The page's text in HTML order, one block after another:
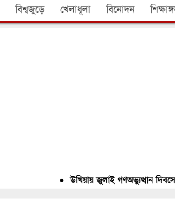
বিশ্বজুড়ে খেলাধূলা বিনোদন
উখিয়ায় জুলাই গণঅভ্যুত্থান দিবসে